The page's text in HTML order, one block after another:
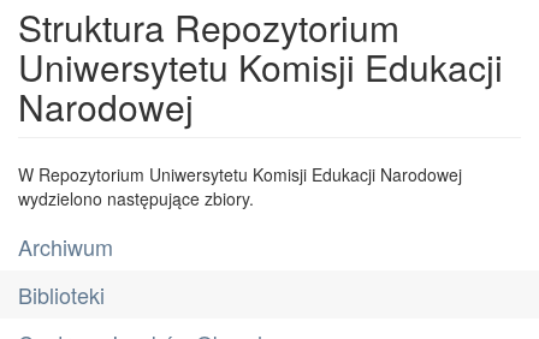
Struktura Repozytorium
Uniwersytetu Komisji Edukacji
Narodowej
W Repozytorium Uniwersytetu Komisji Edukacji Narodowej
wydzielono następujące zbiory.
Archiwum
Biblioteki